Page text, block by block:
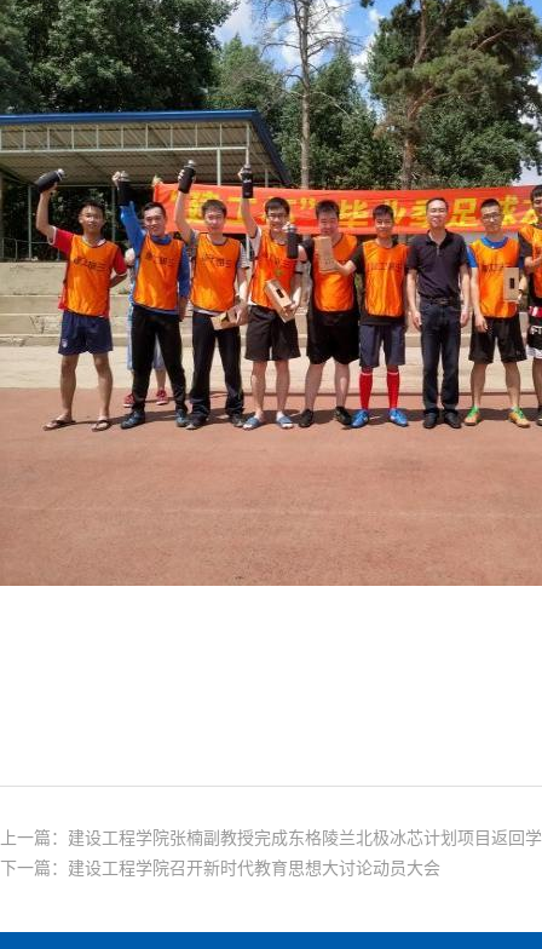
上一篇： 建设工程学院张楠副教授完成东格陵兰北极冰芯计划项目返回
下一篇： 建设工程学院召开新时代教育思想大讨论动员大会